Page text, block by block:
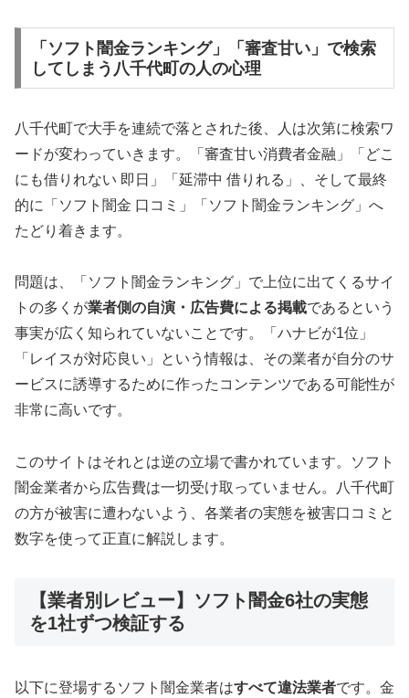
「ソフト闇金ランキング」「審査甘い」で検索
してしまう八千代町の人の心理
八千代町で大手を連続で落とされた後、人は次第に検索ワ
ードが変わっていきます。「審査甘い消費者金融」「どこ
にも借りれない 即日」「延滞中 借りれる」、そして最終
的に「ソフト闇金 口コミ」「ソフト闇金ランキング」へ
たどり着きます。
問題は、「ソフト闇金ランキング」で上位に出てくるサイ
トの多くが業者側の自演・広告費による掲載であるという
事実が広く知られていないことです。「ハナビが1位」
「レイスが対応良い」という情報は、その業者が自分のサ
ービスに誘導するために作ったコンテンツである可能性が
非常に高いです。
このサイトはそれとは逆の立場で書かれています。ソフト
闇金業者から広告費は一切受け取っていません。八千代町
の方が被害に遭わないよう、各業者の実態を被害口コミと
数字を使って正直に解説します。
【業者別レビュー】ソフト闇金6社の実態
を1社ずつ検証する
以下に登場するソフト闇金業者はすべて違法業者です。金